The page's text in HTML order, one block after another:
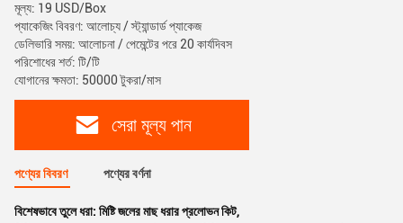
মূল্য: 19 USD/Box
প্যাকেজিং বিবরণ: আলোচ্য / স্ট্যান্ডার্ড প্যাকেজ
ডেলিভারি সময়: আলোচনা / পেমেন্টের পরে 20 কার্যদিবস
পরিশোধের শর্ত: টি/টি
যোগানের ক্ষমতা: 50000 টুকরা/মাস
সেরা মূল্য পান
পণ্যের বিবরণ পণ্যের বর্ণনা
বিশেষভাবে তুলে ধরা: মিষ্টি জলের মাছ ধরার প্রলোভন কিট,